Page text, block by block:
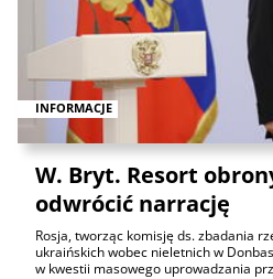
INFORMACJE
W. Bryt. Resort
odwrócić narrację
Rosja, tworząc komisję ds. zbadania
ukraińskich wobec nieletnich w
w kwestii masowego uprowadzania